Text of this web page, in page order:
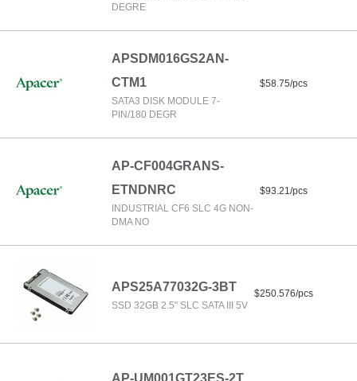
DEGRE
APSDM016GS2AN-
CTM1
SATA3 DISK MODULE 7-
PIN/180 DEGR
$58.75/pcs
AP-CF004GRANS-
ETNDNRC
INDUSTRIAL CF6 SLC 4G NON-
DMA NO
$93.21/pcs
APS25A77032G-3BT
SSD 32GB 2.5" SLC SATA III 5V
$250.576/pcs
AP-UM001GT23ES-2T